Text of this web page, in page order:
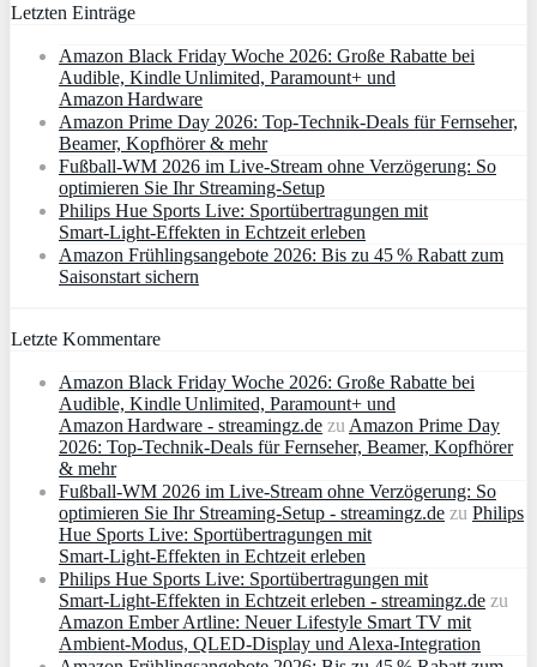
Letzten Einträge
Amazon Black Friday Woche 2026: Große Rabatte bei
Audible, Kindle Unlimited, Paramount+ und
Amazon Hardware
Amazon Prime Day 2026: Top-Technik-Deals für Fernseher,
Beamer, Kopfhörer & mehr
Fußball-WM 2026 im Live-Stream ohne Verzögerung: So
optimieren Sie Ihr Streaming-Setup
Philips Hue Sports Live: Sportübertragungen mit
Smart‑Light‑Effekten in Echtzeit erleben
Amazon Frühlingsangebote 2026: Bis zu 45 % Rabatt zum
Saisonstart sichern
Letzte Kommentare
Amazon Black Friday Woche 2026: Große Rabatte bei
Audible, Kindle Unlimited, Paramount+ und
Amazon Hardware - streamingz.de zu Amazon Prime Day
2026: Top-Technik-Deals für Fernseher, Beamer, Kopfhörer
& mehr
Fußball-WM 2026 im Live-Stream ohne Verzögerung: So
optimieren Sie Ihr Streaming-Setup - streamingz.de zu Philips
Hue Sports Live: Sportübertragungen mit
Smart‑Light‑Effekten in Echtzeit erleben
Philips Hue Sports Live: Sportübertragungen mit
Smart‑Light‑Effekten in Echtzeit erleben - streamingz.de zu
Amazon Ember Artline: Neuer Lifestyle Smart TV mit
Ambient‑Modus, QLED‑Display und Alexa‑Integration